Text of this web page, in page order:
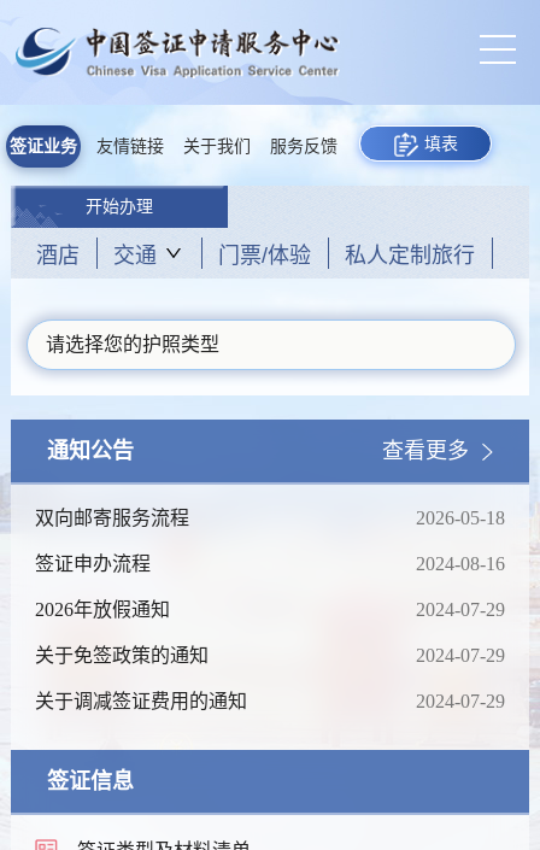
签证业务 友情链接 关于我们 服务反馈 填表
开始办理
酒店 交通 门票/体验 私人定制旅行
请选择您的护照类型
通知公告 查看更多
双向邮寄服务流程 2026-05-18
签证申办流程 2024-08-16
2026年放假通知 2024-07-29
关于免签政策的通知 2024-07-29
关于调减签证费用的通知 2024-07-29
签证信息